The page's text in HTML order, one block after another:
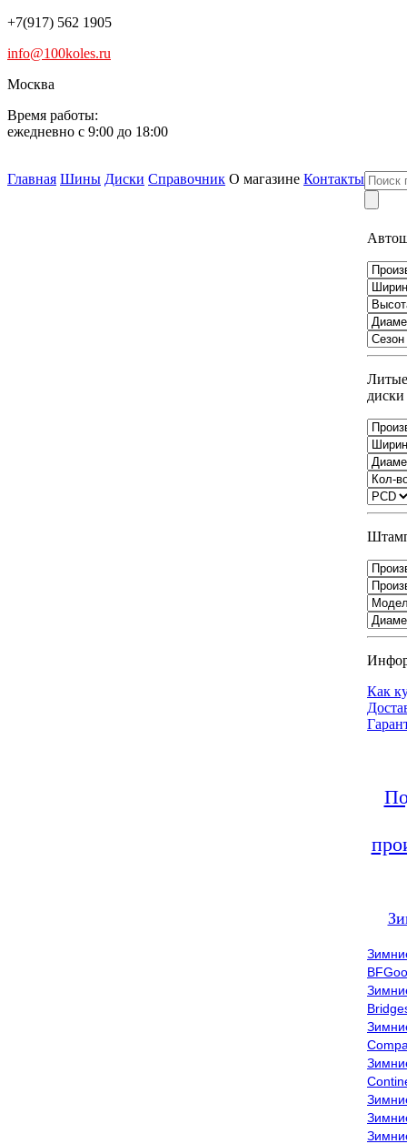
+7(917) 562 1905
info@100koles.ru
Москва
Время работы:
ежедневно с 9:00 до 18:00
Главная Шины Диски Справочник О магазине Контакты
Литые
диски
Как